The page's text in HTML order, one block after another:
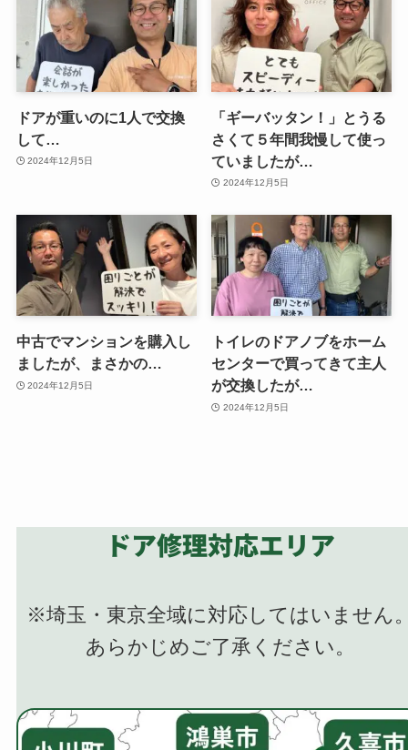
ドアが重いのに1人で交換
して…
2024年12月5日
「ギーバッタン！」とうる
さくて５年間我慢して使っ
ていましたが…
2024年12月5日
中古でマンションを購入し
ましたが、まさかの…
2024年12月5日
トイレのドアノブをホーム
センターで買ってきて主人
が交換したが…
2024年12月5日
ドア修理対応エリア
※埼玉・東京全域に対応してはいません
あらかじめご了承ください。